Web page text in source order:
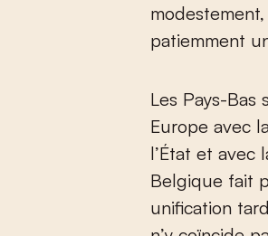
patiemment
Les Pays-
Europe avec
l’État et avec
Belgique fait
unification